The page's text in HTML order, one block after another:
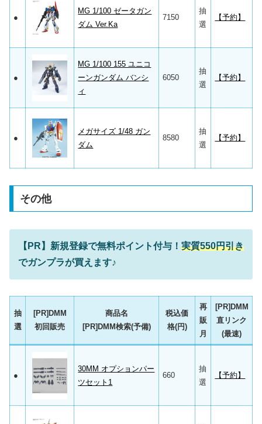
●
MG 1/100 ゼータガン
ダム Ver.Ka
7150
抽
選
【予約】
●
MG 1/100 155 ユニコ
ーンガンダム バンシ
ィ
6050
抽
選
【予約】
●
メガサイズ 1/48 ガン
ダム
8580
抽
選
【予約】
その他
【PR】新規登録で無料ポイント付与！ 実質550円引き
でガンプラが買えます♪
抽
選
[PR]DMM
初回販売
商品名
[PR]DMM検索(予備)
税込価
格(円)
再
販
月
[PR]DMM
直リンク
(最速)
●
30MM オプションパー
ツセット1
660
抽
選
【予約】